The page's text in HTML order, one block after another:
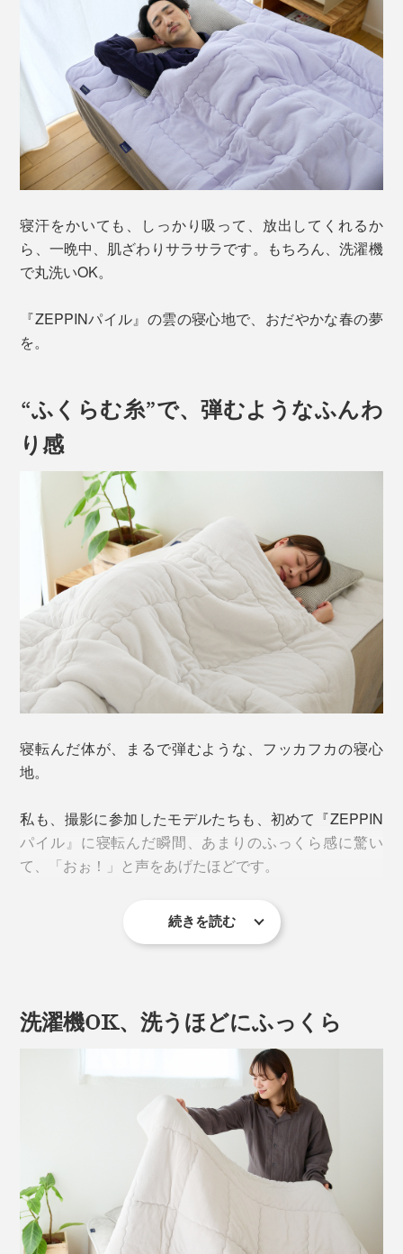
寝汗をかいても、しっかり吸って、放出してくれるか
ら、一晩中、肌ざわりサラサラです。もちろん、洗濯機
で丸洗いOK。
『ZEPPINパイル』の雲の寝心地で、おだやかな春の夢
を。
“ふくらむ糸”で、弾むようなふんわ
り感
寝転んだ体が、まるで弾むような、フッカフカの寝心
地。
私も、撮影に参加したモデルたちも、初めて『ZEPPIN
パイル』に寝転んだ瞬間、あまりのふっくら感に驚い
て、「おぉ！」と声をあげたほどです。
しかも、“おだやかな春”のように、心地よい暖かさ。暖
持ちよく過ごせました。
フッカフカの柔らかさと、心地よい暖かさにこだわった
『ZEPPINパイル』。
続きを読む
洗濯機OK、洗うほどにふっくら